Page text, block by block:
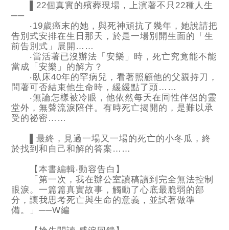
▌22個真實的殯葬現場，上演著不只22種人生
──
‧19歲癌末的她，與死神頑抗了幾年，她說請把
告別式安排在生日那天，於是一場別開生面的「生
前告別式」展開……
‧當活著已沒辦法「安樂」時，死亡究竟能不能
當成「安樂」的解方？
‧臥床40年的罕病兒，看著照顧他的父親持刀，
問著可否結束他生命時，緩緩點了頭……
‧無論怎樣被冷眼，他依然每天在同性伴侶的靈
堂外，無聲流淚陪伴。有時死亡揭開的，是難以承
受的祕密……
▌最終，見過一場又一場的死亡的小冬瓜，終
於找到和自己和解的答案……
【本書編輯‧動容告白】
「第一次，我在辦公室讀稿讀到完全無法控制
眼淚。一篇篇真實故事，觸動了心底最脆弱的部
分，讓我思考死亡與生命的意義，並試著做準
備。」──W編